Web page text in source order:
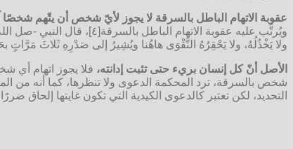
عقوبة الاتهام الباطل بالسرقة لا يجوز لأيّ شخص أن يتّهم شخصًا
ويُرتَّب عليه عقوبة
ولا يَخْذُلُهُ، ولا يَحْقِرُهُ التَّقْوَى هاهُنا ويُشِيرُ إلى صَدْرِهِ ثَلاثَ
الأصل أنّ كل إنسان بريء حتى تثبت إدانته، فلا يجوز اتهام أي
شخص بالسرقة، ترد المحكمة الدعوى ولا تنظرها، كما أنه من
التحديد، لكن تعتبر كالدعوى الكيدية التي تكون غايتها إلحاق